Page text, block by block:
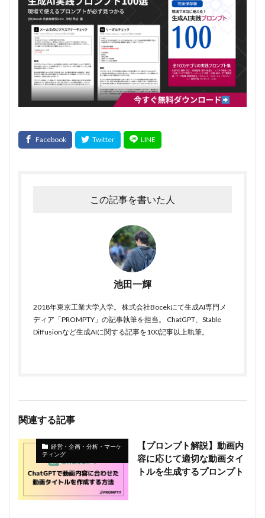
この記事を書いた人
池田一輝
2018年東京工業大学入学。 株式会社Bocekにて生成AI専門メ
ディア「PROMPTY」の記事執筆を担当。 ChatGPT、Stable
Diffusionなど生成AIに関する記事を100記事以上執筆。
関連する記事
経営・企画・分析・マーケ
ティング
【プロンプト解説】動画内
容に応じて適切な動画タイ
トルを生成するプロンプト